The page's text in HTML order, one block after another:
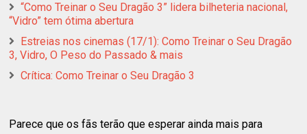
“Como Treinar o Seu Dragão 3” lidera bilheteria nacional,
“Vidro” tem ótima abertura
Estreias nos cinemas (17/1): Como Treinar o Seu Dragão
3, Vidro, O Peso do Passado & mais
Crítica: Como Treinar o Seu Dragão 3
Parece que os fãs terão que esperar ainda mais para